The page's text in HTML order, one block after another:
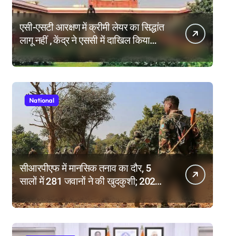
एसी-एसटी आरक्षण में क्रीमी लेयर का सिद्धांत
लागू नहीं , केंद्र ने एससी में दाखिल किया
हलफनामा; याचिकाएं खारिज करने की मांग
National
सीआरपीएफ में मानसिक तनाव का दौर, 5
सालों में 281 जवानों ने की खुदकुशी; 2025